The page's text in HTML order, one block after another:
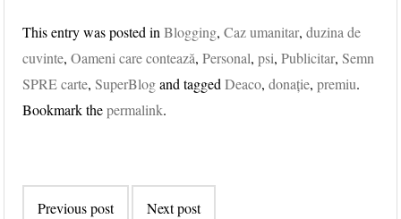
This entry was posted inBlogging,Caz umanitar,duzina de
cuvinte,Oameni care contează,Personal,psi,Publicitar,Semn
SPRE carte,SuperBlogand taggedDeaco,donaţie,premiu.
Bookmark thepermalink.
Post navigation
Previous post Next post